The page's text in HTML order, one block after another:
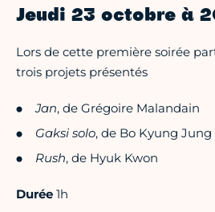
Jeudi 23 octobre à
Lors de cette première soirée
trois projets présentés
Jan, de Grégoire Malandain
Gaksi solo, de Bo Kyung Jung
Rush, de Hyuk Kwon
Durée 1h